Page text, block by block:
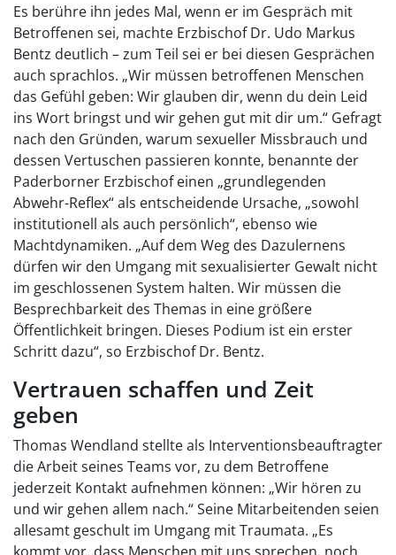
Es berühre ihn jedes Mal, wenn er im Gespräch mit
Betroffenen sei, machte Erzbischof Dr. Udo Markus
Bentz deutlich – zum Teil sei er bei diesen Gesprächen
auch sprachlos. „Wir müssen betroffenen Menschen
das Gefühl geben: Wir glauben dir, wenn du dein Leid
ins Wort bringst und wir gehen gut mit dir um.“ Gefragt
nach den Gründen, warum sexueller Missbrauch und
dessen Vertuschen passieren konnte, benannte der
Paderborner Erzbischof einen „grundlegenden
Abwehr-Reflex“ als entscheidende Ursache, „sowohl
institutionell als auch persönlich“, ebenso wie
Machtdynamiken. „Auf dem Weg des Dazulernens
dürfen wir den Umgang mit sexualisierter Gewalt nicht
im geschlossenen System halten. Wir müssen die
Besprechbarkeit des Themas in eine größere
Öffentlichkeit bringen. Dieses Podium ist ein erster
Schritt dazu“, so Erzbischof Dr. Bentz.
Vertrauen schaffen und Zeit
geben
Thomas Wendland stellte als Interventionsbeauftragter
die Arbeit seines Teams vor, zu dem Betroffene
jederzeit Kontakt aufnehmen können: „Wir hören zu
und wir gehen allem nach.“ Seine Mitarbeitenden seien
allesamt geschult im Umgang mit Traumata. „Es